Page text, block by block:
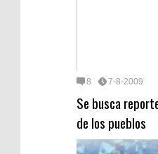
8 7-8-2009
Se busca
de los pueblos